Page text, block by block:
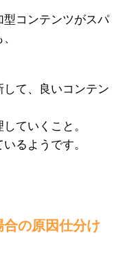
コンテンツがスパ
て、良いコンテン
ていくこと。
るようです。
の原因仕分け